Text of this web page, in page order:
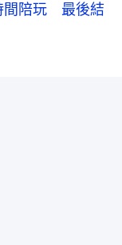
間陪玩 最後結